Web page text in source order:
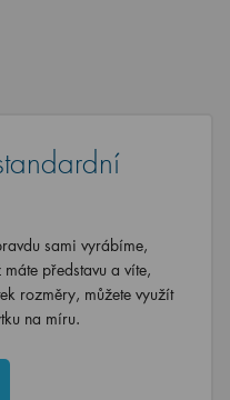
sami vyrábíme,
představu a víte,
rozměry, můžete využít
na míru.